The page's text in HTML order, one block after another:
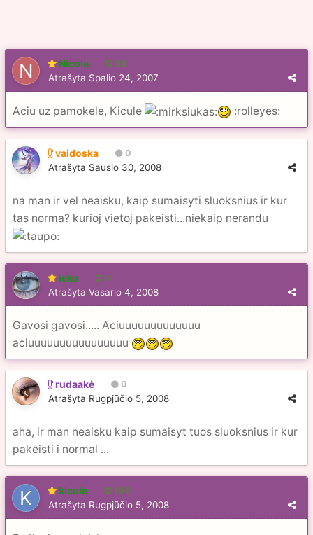
Nicole 56
Atrašyta Spalio 24, 2007
Aciu uz pamokele, Kicule :rolleyes:
vaidoska 0
Atrašyta Sausio 30, 2008
na man ir vel neaisku, kaip sumaisyti sluoksnius ir kur
tas norma? kurioj vietoj pakeisti...niekaip nerandu
ieka 4
Atrašyta Vasario 4, 2008
Gavosi gavosi..... Aciuuuuuuuuuuuuu
aciuuuuuuuuuuuuuuuu
rudaakė 0
Atrašyta Rugpjūčio 5, 2008
aha, ir man neaisku kaip sumaisyt tuos sluoksnius ir kur
pakeisti i normal ...
kicule 104
Atrašyta Rugpjūčio 5, 2008